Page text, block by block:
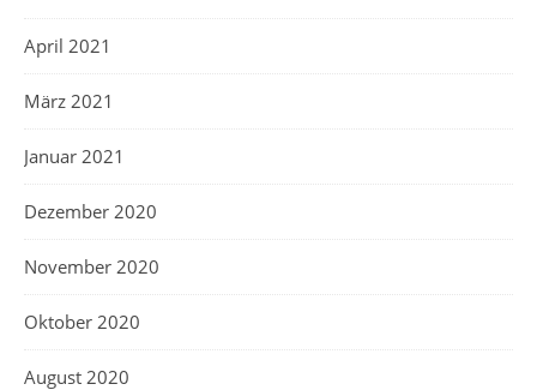
April 2021
März 2021
Januar 2021
Dezember 2020
November 2020
Oktober 2020
August 2020